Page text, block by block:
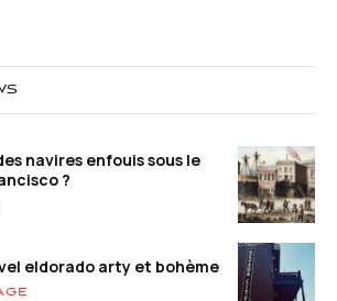
navires enfouis sous le
?
eldorado arty et bohème